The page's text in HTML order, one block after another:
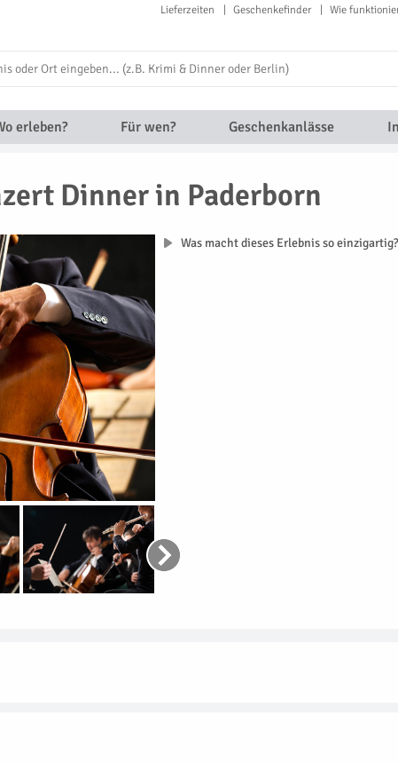
Lieferzeiten Geschenkefinder Wie
erleben? Für wen? Geschenkanlässe
Dinner in Paderborn
Was macht dieses Erlebnis so einzigartig?